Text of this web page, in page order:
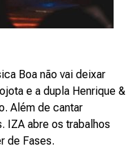
Boa não vai deixar
e a dupla Henrique &
Além de cantar
IZA abre os trabalhos
de Fases.